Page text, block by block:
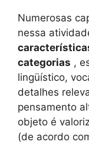
Numerosas
nessa
categorias ,
lingüístico,
detalhes
pensamento
objeto é
(de acordo